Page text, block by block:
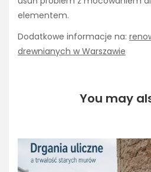
elementem.
Dodatkowe informacje na:
drewnianych w Warszawie
You may